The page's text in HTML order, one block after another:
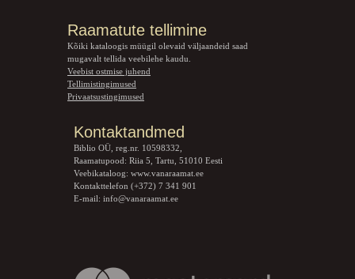
Raamatute tellimine
Kõiki kataloogis müügil olevaid väljaandeid saad
mugavalt tellida veebilehe kaudu.
Veebist ostmise juhend
Tellimistingimused
Privaatsustingimused
Kontaktandmed
Biblio OÜ, reg.nr. 10598332,
Raamatupood: Riia 5, Tartu, 51010 Eesti
Veebikataloog: www.vanaraamat.ee
Kontakttelefon (+372) 7 341 901
E-mail: info@vanaraamat.ee